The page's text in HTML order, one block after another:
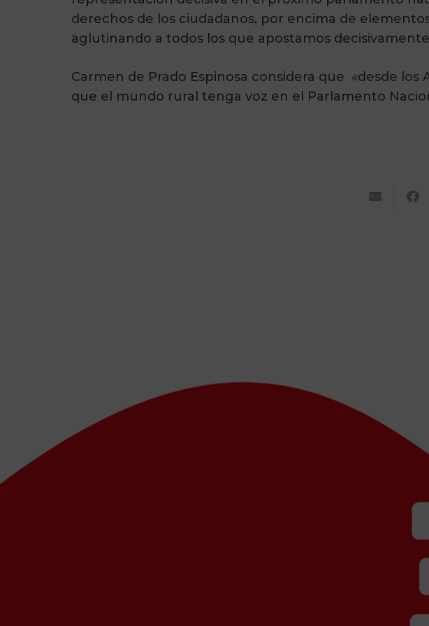
derechos de los ciudadanos, por encima de
aglutinando a todos los que apostamos
Carmen de Prado Espinosa considera que «desde
que el mundo rural tenga voz en el Parlamento